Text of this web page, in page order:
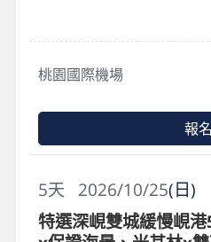
桃園國際機場
報名
2026/10/25(日)
5天
特選深峴雙城緩慢峴